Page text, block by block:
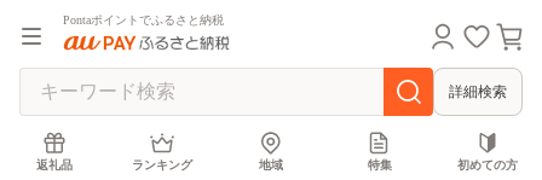
Pontaポイントでふるさと納税
詳細検索
返礼品 ランキング 地域 特集 初めての方